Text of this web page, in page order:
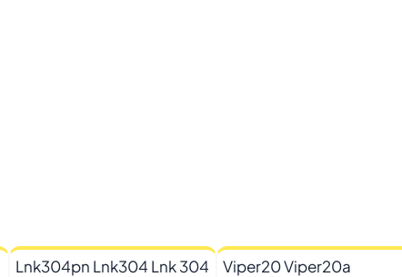
Lnk304pn Lnk304 Lnk 304
Viper20 Viper20a